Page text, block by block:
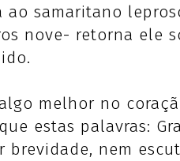
ao samaritano
nove- retorna ele
melhor no
estas palavras:
brevidade, nem